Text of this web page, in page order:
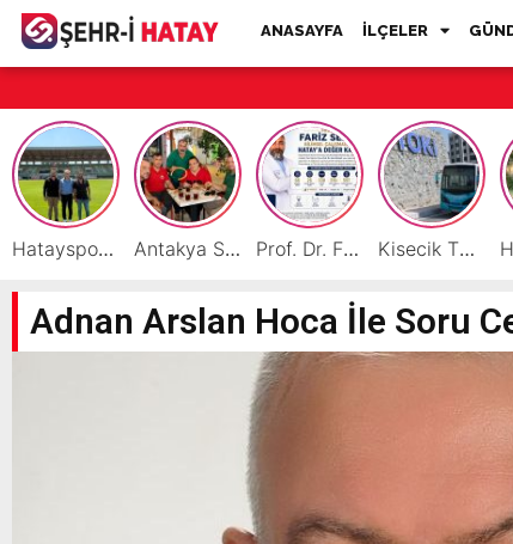
ANASAYFA İLÇELER
Hatayspor İç Saha Maçlarını Reyhanlı’da Oynamaya Hazırlanıyor Antakya Simidi Türkiye’nin Lezzet Zirvesinde Prof. Dr. Fariz Selimli, Uluslararası Başarılarıyla Hatay’a Değer Katıyor Kisecik TOKİ’lere Toplu Ulaşım Hizmeti Başladı
Adnan Arslan Hoca İle Soru